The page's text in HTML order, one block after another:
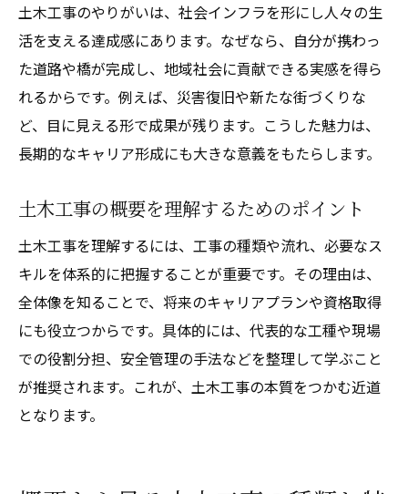
土木工事のきつさや年収について知る
土木工事の仕事がきついと言われる理由
土木工事の年収相場や労働条件の実情
土木工事の現場で感じる難しさややりがい
土木工事の働き方とキャリアパスの実態
土木工事のきつさを乗り越える対策方法
とび土工工事との違いも徹底検証
土木工事ととび土工工事の違いを分かりや
すく解説
土木工事の現場ととび土工工事の役割比較
土木工事ととび土工工事の主な仕事内容の
土木工事のやりがいは、社会インフラを形にし人々の生
活を支える達成感にあります。なぜなら、自分が携わっ
た道路や橋が完成し、地域社会に貢献できる実感を得ら
れるからです。例えば、災害復旧や新たな街づくりな
ど、目に見える形で成果が残ります。こうした魅力は、
長期的なキャリア形成にも大きな意義をもたらします。
土木工事の概要を理解するためのポイント
土木工事を理解するには、工事の種類や流れ、必要なス
キルを体系的に把握することが重要です。その理由は、
全体像を知ることで、将来のキャリアプランや資格取得
にも役立つからです。具体的には、代表的な工種や現場
での役割分担、安全管理の手法などを整理して学ぶこと
が推奨されます。これが、土木工事の本質をつかむ近道
となります。